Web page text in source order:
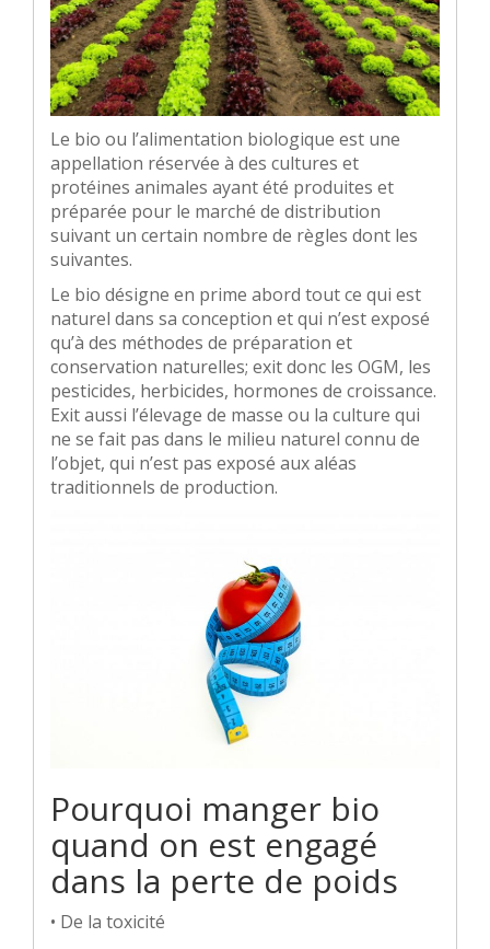
Le bio ou l’alimentation biologique est une
appellation réservée à des cultures et
protéines animales ayant été produites et
préparée pour le marché de distribution
suivant un certain nombre de règles dont les
suivantes.
Le bio désigne en prime abord tout ce qui est
naturel dans sa conception et qui n’est exposé
qu’à des méthodes de préparation et
conservation naturelles; exit donc les OGM, les
pesticides, herbicides, hormones de croissance.
Exit aussi l’élevage de masse ou la culture qui
ne se fait pas dans le milieu naturel connu de
l’objet, qui n’est pas exposé aux aléas
traditionnels de production.
Pourquoi manger bio
quand on est engagé
dans la perte de poids
• De la toxicité